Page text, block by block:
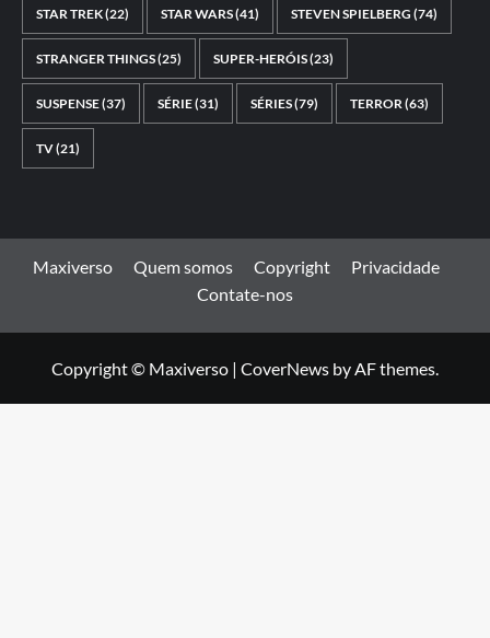
STAR TREK(22) STAR WARS(41) STEVEN SPIELBERG (74)
STRANGER THINGS(25) SUPER-HERÓIS(23)
SUSPENSE(37) SÉRIE(31) SÉRIES(79) TERROR(63)
TV(21)
Maxiverso Quem somos Copyright
Privacidade
Contate-nos
Copyright © Maxiverso | CoverNews by AF themes.